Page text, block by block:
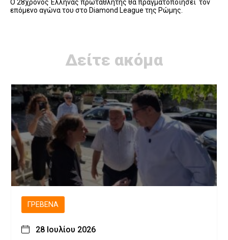
Ο 28χρονος Έλληνας πρωταθλητής θα πραγματοποιήσει τον
επόμενο αγώνα του στο Diamond League της Ρώμης.
Δείτε ακόμα
ΓΡΕΒΕΝΆ
28 Ιουλίου 2026